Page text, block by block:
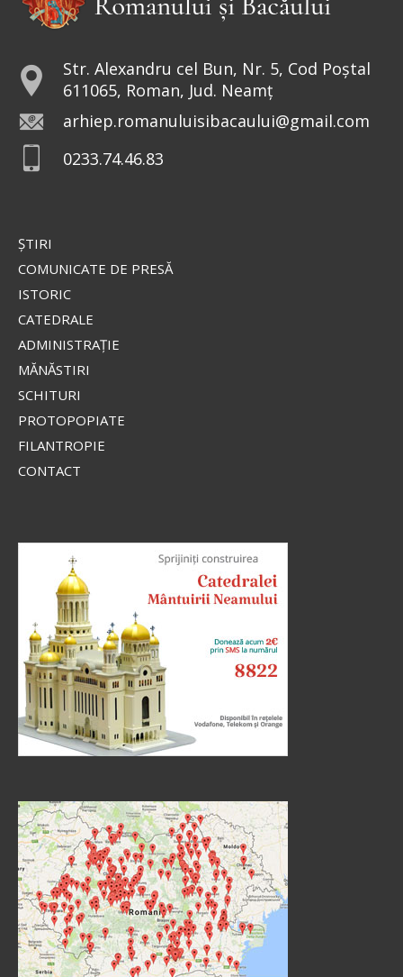
Str. Alexandru cel Bun, Nr. 5, Cod Poștal
611065, Roman, Jud. Neamț
arhiep.romanuluisibacaului@gmail.com
0233.74.46.83
ŞTIRI
COMUNICATE DE PRESĂ
ISTORIC
CATEDRALE
ADMINISTRAŢIE
MĂNĂSTIRI
SCHITURI
PROTOPOPIATE
FILANTROPIE
CONTACT